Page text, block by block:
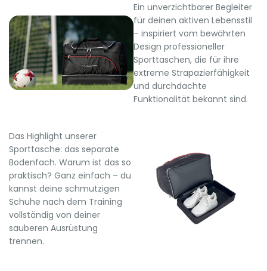
Ein unverzichtbarer Begleiter
für deinen aktiven Lebensstil
– inspiriert vom bewährten
Design professioneller
Sporttaschen, die für ihre
extreme Strapazierfähigkeit
und durchdachte
Funktionalität bekannt sind.
Das Highlight unserer
Sporttasche: das separate
Bodenfach. Warum ist das so
praktisch? Ganz einfach – du
kannst deine schmutzigen
Schuhe nach dem Training
vollständig von deiner
sauberen Ausrüstung
trennen.